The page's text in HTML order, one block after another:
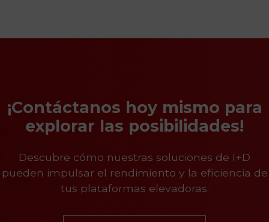
¡Contáctanos hoy mismo para
explorar las posibilidades!
Descubre cómo nuestras soluciones de I+D
pueden impulsar el rendimiento y la eficiencia de
tus plataformas elevadoras.